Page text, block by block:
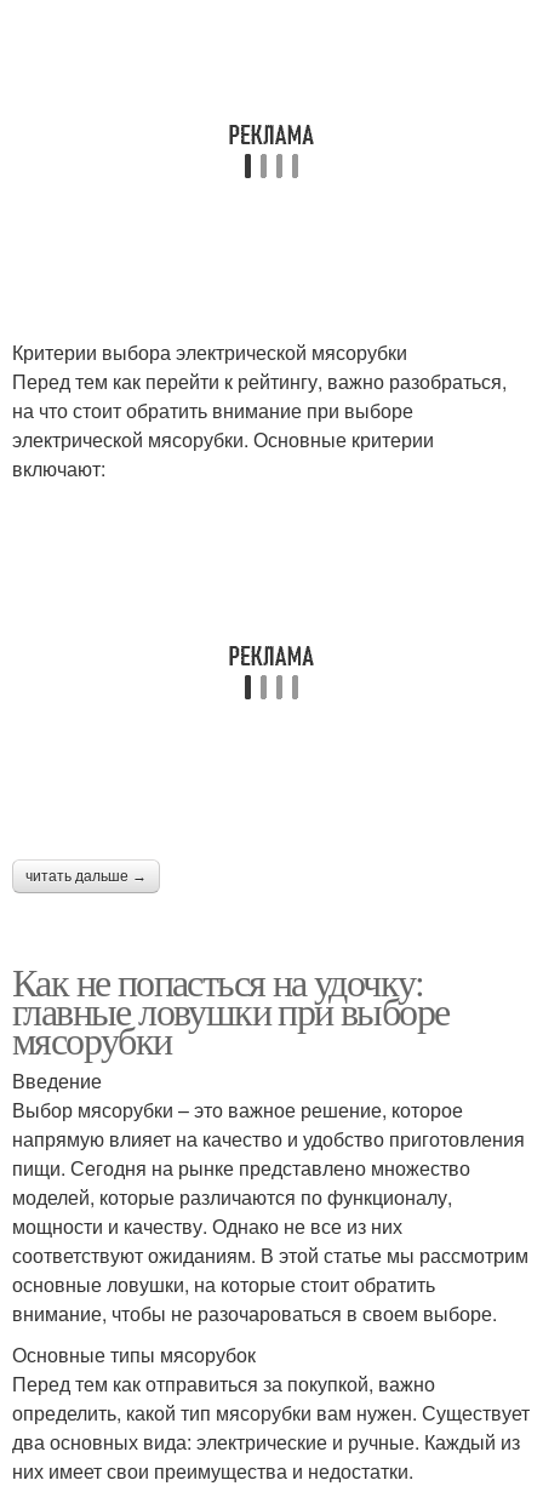
Мясорубки для
домашних задач
Мясорубки для
профессиональных
потребностей
мощностью
Критерии выбора электрической мясорубки
Перед тем как перейти к рейтингу, важно разобраться,
на что стоит обратить внимание при выборе
электрической мясорубки. Основные критерии
включают:
читать дальше →
Как не попасться на удочку:
главные ловушки при выборе
мясорубки
Введение
Выбор мясорубки – это важное решение, которое
напрямую влияет на качество и удобство приготовления
пищи. Сегодня на рынке представлено множество
моделей, которые различаются по функционалу,
мощности и качеству. Однако не все из них
соответствуют ожиданиям. В этой статье мы рассмотрим
основные ловушки, на которые стоит обратить
внимание, чтобы не разочароваться в своем выборе.
Основные типы мясорубок
Перед тем как отправиться за покупкой, важно
определить, какой тип мясорубки вам нужен. Существует
два основных вида: электрические и ручные. Каждый из
них имеет свои преимущества и недостатки.